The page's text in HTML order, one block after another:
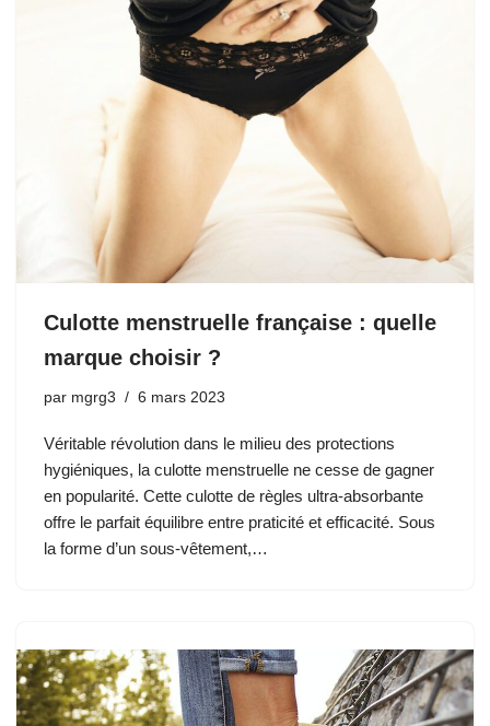
Culotte menstruelle française : quelle
marque choisir ?
par mgrg3 6 mars 2023
Véritable révolution dans le milieu des protections
hygiéniques, la culotte menstruelle ne cesse de gagner
en popularité. Cette culotte de règles ultra-absorbante
offre le parfait équilibre entre praticité et efficacité. Sous
la forme d’un sous-vêtement,…